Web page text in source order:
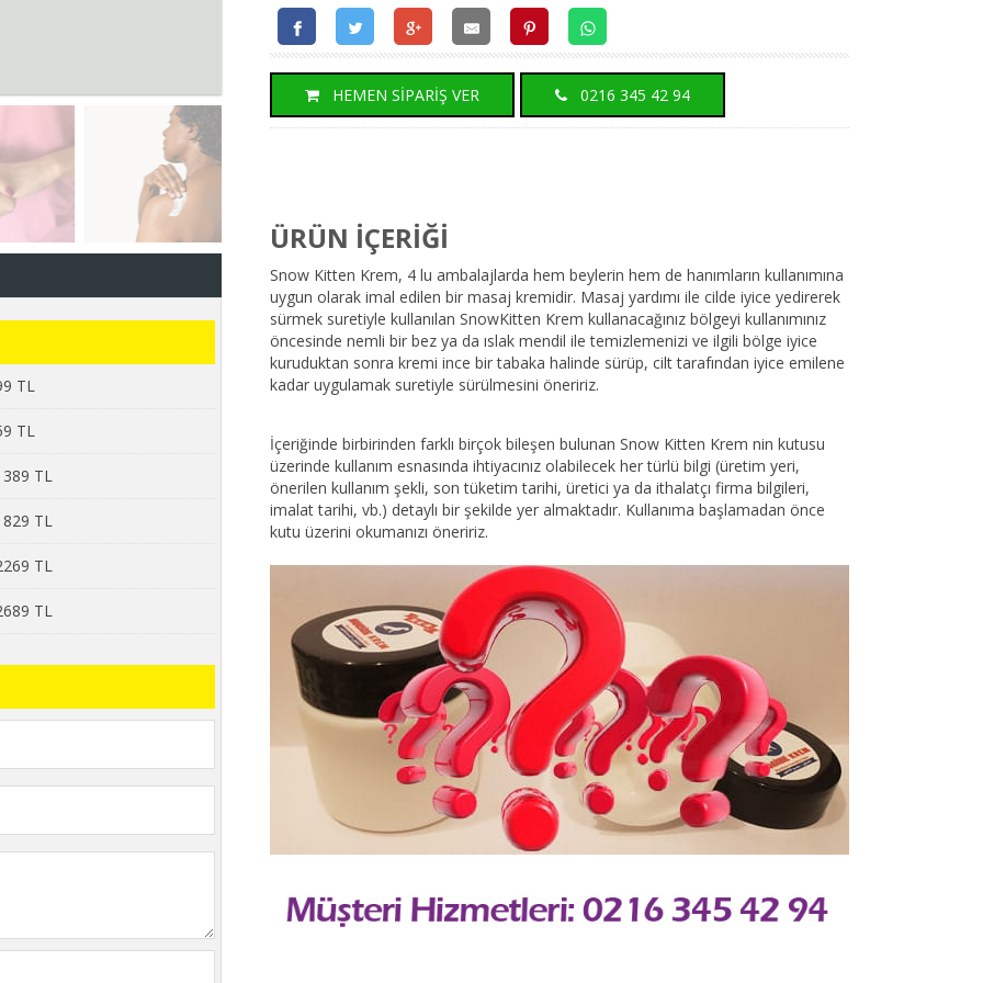
TL
TL
TL
TL
TL
TL
HEMEN SİPARİŞ VER 0216 345 42 94
ÜRÜN İÇERİĞİ
Snow Kitten Krem, 4 lu ambalajlarda hem beylerin hem de hanımların kullanımına
uygun olarak imal edilen bir masaj kremidir. Masaj yardımı ile cilde iyice yedirerek
sürmek suretiyle kullanılan SnowKitten Krem kullanacağınız bölgeyi kullanımınız
öncesinde nemli bir bez ya da ıslak mendil ile temizlemenizi ve ilgili bölge iyice
kuruduktan sonra kremi ince bir tabaka halinde sürüp, cilt tarafından iyice emilene
kadar uygulamak suretiyle sürülmesini öneririz.
İçeriğinde birbirinden farklı birçok bileşen bulunan Snow Kitten Krem nin kutusu
üzerinde kullanım esnasında ihtiyacınız olabilecek her türlü bilgi (üretim yeri,
önerilen kullanım şekli, son tüketim tarihi, üretici ya da ithalatçı firma bilgileri,
imalat tarihi, vb.) detaylı bir şekilde yer almaktadır. Kullanıma başlamadan önce
kutu üzerini okumanızı öneririz.